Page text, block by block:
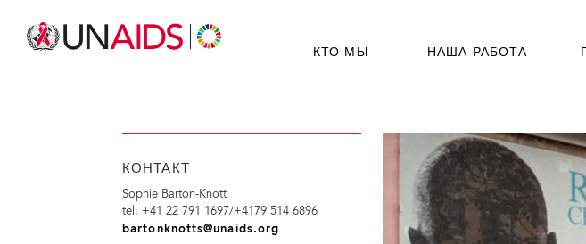
КТО МЫ НАША РАБОТА
КОНТАКТ
Sophie Barton-Knott
tel. +41 22 791 1697/+4179 514 6896
bartonknotts@unaids.org